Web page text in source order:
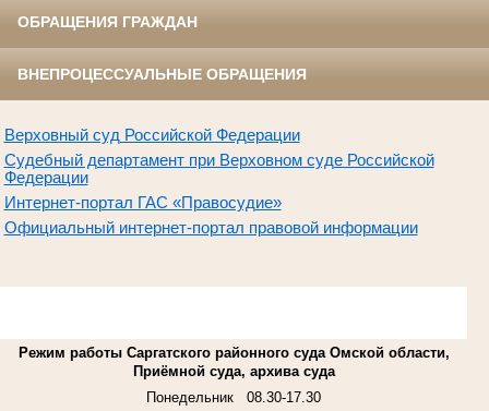
ОБРАЩЕНИЯ ГРАЖДАН
ВНЕПРОЦЕССУАЛЬНЫЕ ОБРАЩЕНИЯ
Верховный суд Российской Федерации
Судебный департамент при Верховном суде Российской
Федерации
Интернет-портал ГАС «Правосудие»
Официальный интернет-портал правовой информации
Режим работы Саргатского районного суда Омской области,
Приёмной суда, архива суда
Понедельник 08.30-17.30